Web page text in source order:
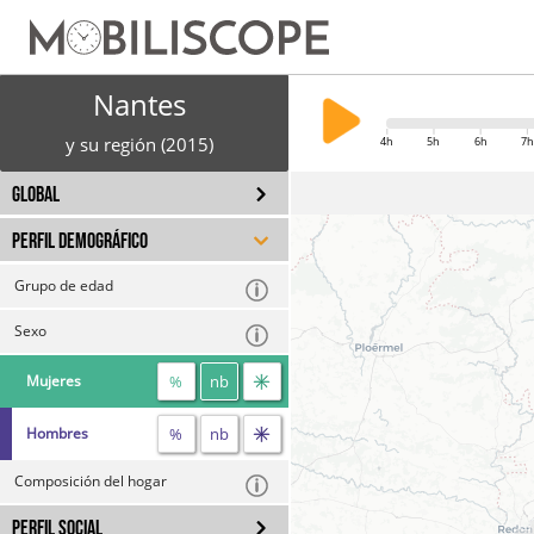
Nantes
y su región (2015) 4h 5h 6h 7h
GLOBAL
PERFIL DEMOGRÁFICO
Grupo de edad
Sexo
Mujeres % nb
Hombres % nb
Composición del hogar
PERFIL SOCIAL